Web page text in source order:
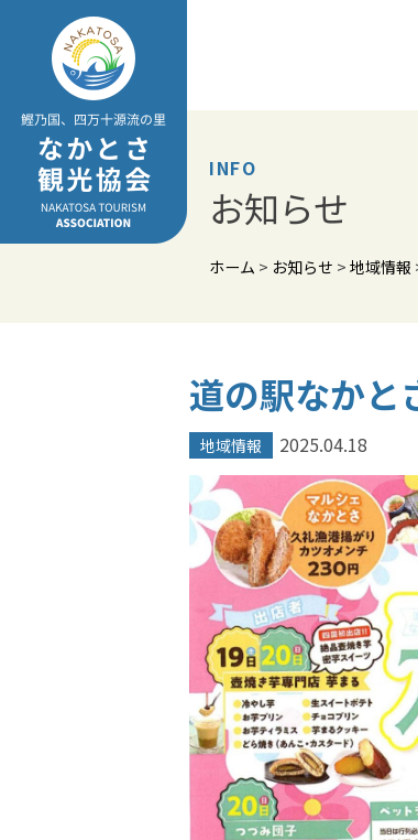
content
INFO
お知らせ
ホーム > お知らせ > 地域情報
道の駅なかと
地域情報 2025.04.18